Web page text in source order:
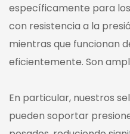
específicamente para los
con resistencia a la
mientras que funcionan
eficientemente. Son
En particular, nuestros
pueden soportar